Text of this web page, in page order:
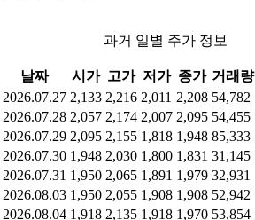
과거 일별 주가 정보
날짜 시가 고가 저가 종가 거래량
2026.07.27 2,133 2,216 2,011 2,208 54,782
2026.07.28 2,057 2,174 2,007 2,095 54,455
2026.07.29 2,095 2,155 1,818 1,948 85,333
2026.07.30 1,948 2,030 1,800 1,831 31,145
2026.07.31 1,950 2,065 1,891 1,979 32,931
2026.08.03 1,950 2,055 1,908 1,908 52,942
2026.08.04 1,918 2,135 1,918 1,970 53,854